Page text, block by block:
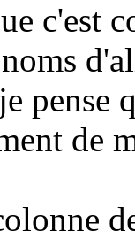
c'est
pense
de